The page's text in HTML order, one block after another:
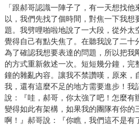
「跟郝哥認識一陣子了，有一天想找
以，我們先找了個時間，對焦一下我想
題。我劈哩啪啦地說了一大段，從外太
覺得自己有點失焦了。在聽我說了二十
為了確認我想要表達的問題，所以把我
的方式重新敘述一次。短短幾分鐘，完
鐘的雜亂內容。讓我不禁讚嘆，原來，
我，還有這麼不足的地方需要進步！我
說：『哇，郝哥，你太強了吧！怎麼有
變得如此有架構，如果我的團隊有你的
啊！』郝哥說：『你瞧，我們這不是有